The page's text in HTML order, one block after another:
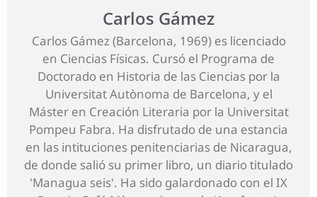
Carlos Gámez
Carlos Gámez (Barcelona, 1969) es licenciado
en Ciencias Físicas. Cursó el Programa de
Doctorado en Historia de las Ciencias por la
Universitat Autònoma de Barcelona, y el
Máster en Creación Literaria por la Universitat
Pompeu Fabra. Ha disfrutado de una estancia
en las intituciones penitenciarias de Nicaragua,
de donde salió su primer libro, un diario titulado
'Managua seis'. Ha sido galardonado con el IX